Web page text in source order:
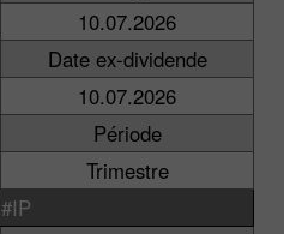
10.07.2026
Date ex-dividende
10.07.2026
Période
Trimestre
#IP